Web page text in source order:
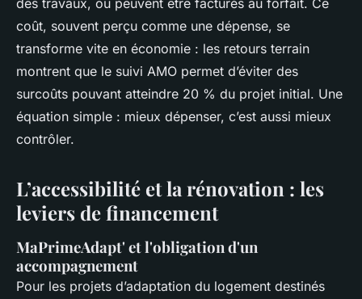
des travaux, ou peuvent être facturés au forfait. Ce
coût, souvent perçu comme une dépense, se
transforme vite en économie : les retours terrain
montrent que le suivi AMO permet d’éviter des
surcoûts pouvant atteindre 20 % du projet initial. Une
équation simple : mieux dépenser, c’est aussi mieux
contrôler.
L’accessibilité et la rénovation : les
leviers de financement
MaPrimeAdapt' et l'obligation d'un
accompagnement
Pour les projets d’adaptation du logement destinés